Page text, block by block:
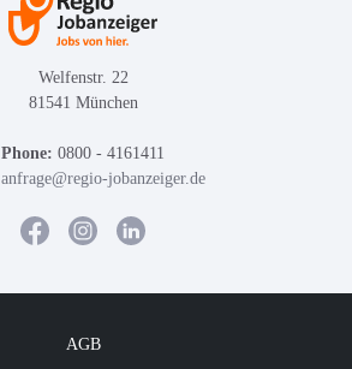
Welfenstr. 22
81541 München
Phone: 0800 - 4161411
anfrage@regio-jobanzeiger.de
AGB